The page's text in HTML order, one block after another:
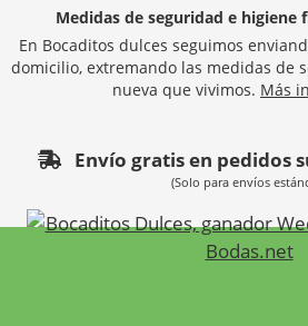
Medidas de seguridad e higiene
En Bocaditos dulces seguimos
domicilio, extremando las medidas de
nueva que vivimos. Más
Envío gratis en pedidos
(Solo para envíos